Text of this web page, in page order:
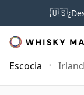
🇺🇸
Escocia